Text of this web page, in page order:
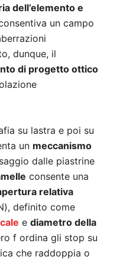
dell’elemento e
un campo
dunque, il
di progetto ottico
su lastra e poi su
un meccanismo
dalle piastrine
consente una
relativa
definito come
e diametro della
f ordina gli stop su
che raddoppia o